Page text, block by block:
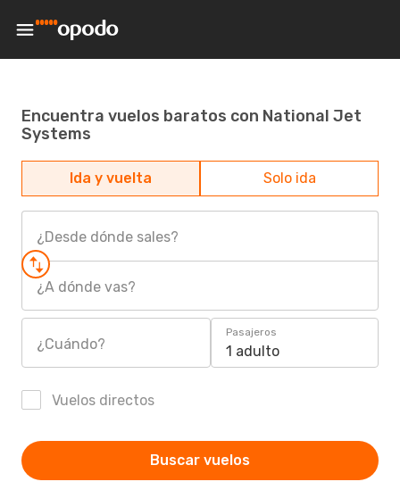
Encuentra vuelos baratos con National Jet
Systems
Ida y vuelta Solo ida
¿Desde dónde sales?
¿A dónde vas?
¿Cuándo?
Pasajeros
1 adulto
Vuelos directos
Buscar vuelos